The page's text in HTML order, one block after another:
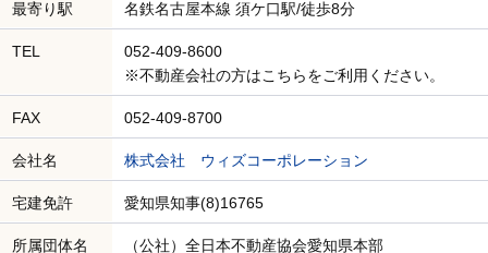
最寄り駅 名鉄名古屋本線 須ケ口駅/徒歩8分
TEL
052-409-8600
※不動産会社の方はこちらをご利用ください。
FAX 052-409-8700
会社名 株式会社 ウィズコーポレーション
宅建免許 愛知県知事(8)16765
所属団体名 （公社）全日本不動産協会愛知県本部